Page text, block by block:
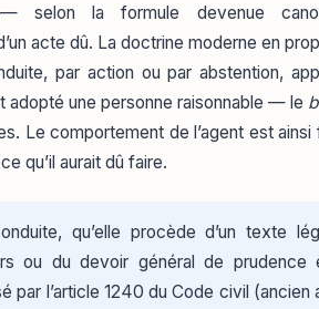
— selon la formule devenue
acte dû. La doctrine moderne en
par action ou par abstention,
adopté une personne raisonnable — le
Le comportement de l’agent est ainsi
qu’il aurait dû faire.
qu’elle procède d’un texte
ou du devoir général de prudence
par l’article 1240 du Code civil (ancien